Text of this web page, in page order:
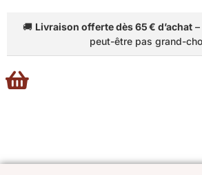
🚚 Livraison offerte dès 65 € d’achat
peut-être pas grand-